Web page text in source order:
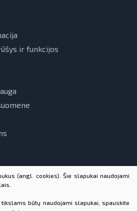
ir funkcijos
(angl. cookies). Šie slapukai naudojami
tikslams būtų naudojami slapukai, spauskite